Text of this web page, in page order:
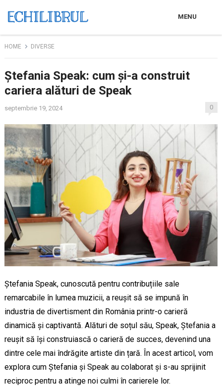
MENU
HOME DIVERSE
Ștefania Speak: cum și-a construit
cariera alături de Speak
septembrie 19, 2024 0
Ștefania Speak, cunoscută pentru contribuțiile sale
remarcabile în lumea muzicii, a reușit să se impună în
industria de divertisment din România printr-o carieră
dinamică și captivantă. Alături de soțul său, Speak, Ștefania a
reușit să își construiască o carieră de succes, devenind una
dintre cele mai îndrăgite artiste din țară. În acest articol, vom
explora cum Ștefania și Speak au colaborat și s-au sprijinit
reciproc pentru a atinge noi culmi în carierele lor.